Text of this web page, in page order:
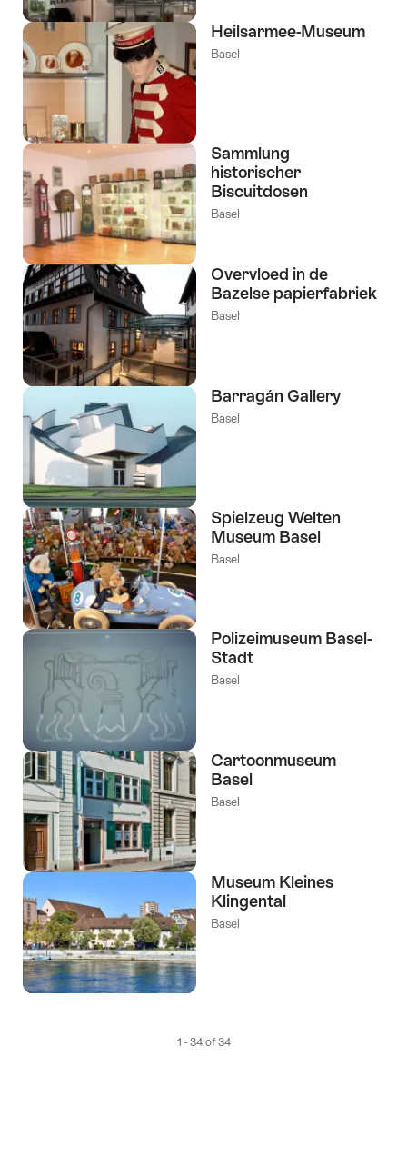
Heilsarmee-Museum
Basel
Sammlung
historischer
Biscuitdosen
Basel
Overvloed in de
Bazelse papierfabriek
Basel
Barragán Gallery
Basel
Spielzeug Welten
Museum Basel
Basel
Polizeimuseum Basel-
Stadt
Basel
Cartoonmuseum
Basel
Basel
Museum Kleines
Klingental
Basel
1 - 34 of 34